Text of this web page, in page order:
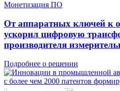
Монетизация ПО
От аппаратных ключей к
ускорил цифровую
производителя
Подробнее о решении